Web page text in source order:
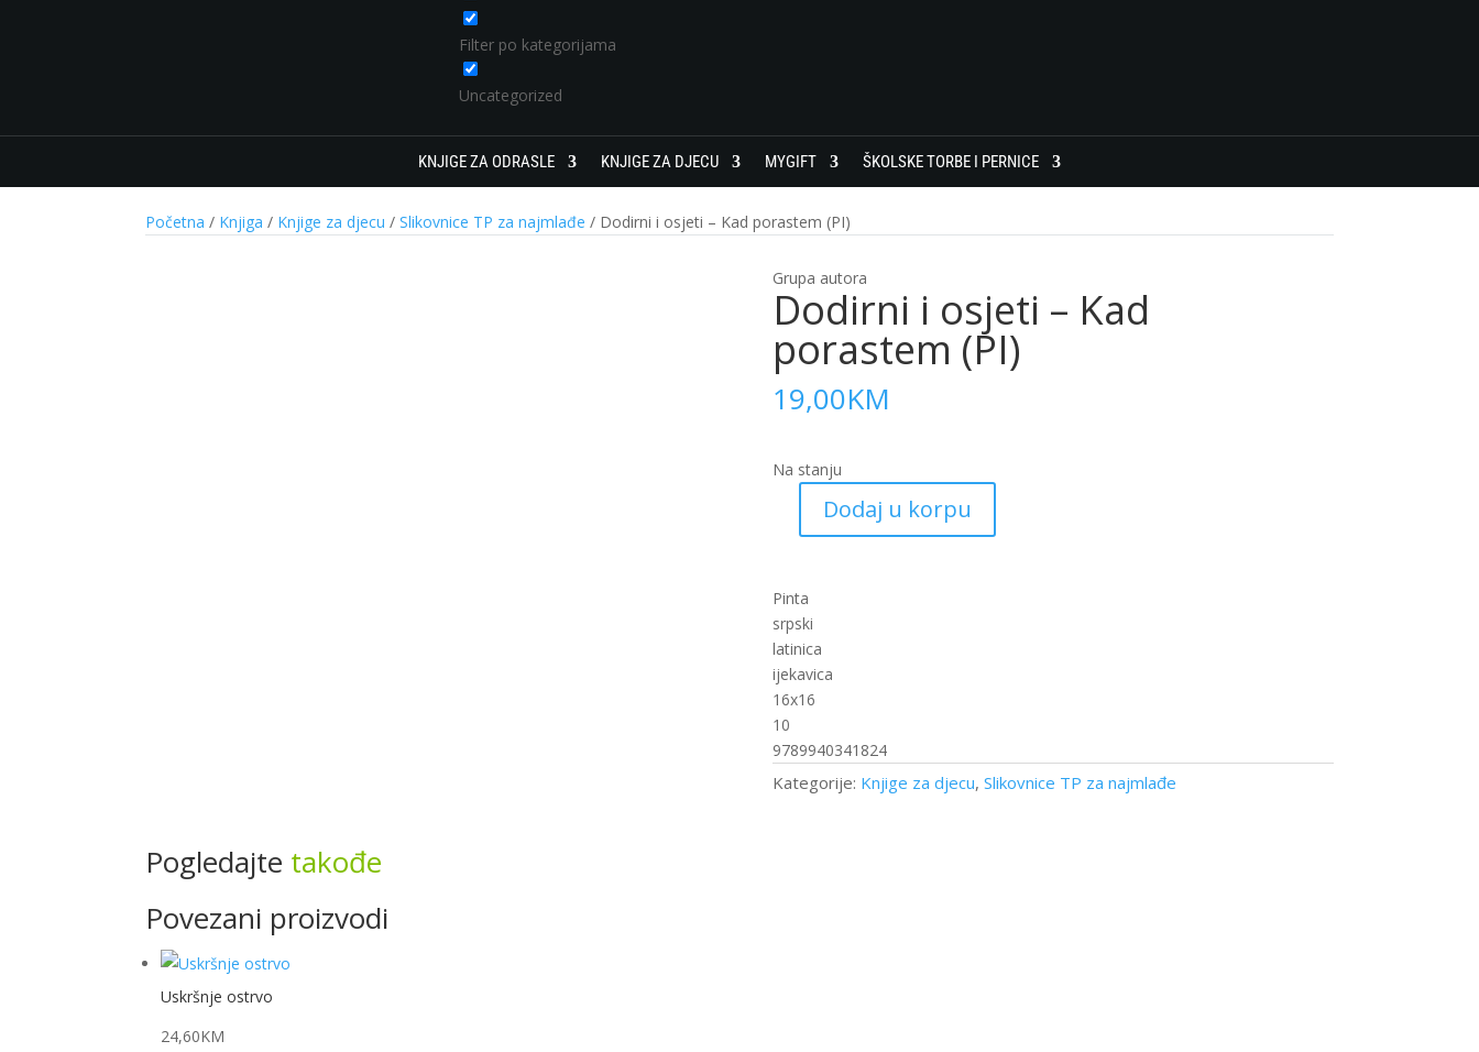
Filter po kategorijama
Uncategorized
KNJIGE ZA ODRASLE KNJIGE ZA DJECU MYGIFT ŠKOLSKE TORBE I PERNICE
Početna / Knjiga / Knjige za djecu / Slikovnice TP za najmlađe / Dodirni i osjeti – Kad porastem (PI)
Grupa autora
Dodirni i osjeti – Kad
porastem (PI)
19,00KM
Na stanju
-
Kad
porastem
(PI)
količina
Dodaj u korpu
Pinta
srpski
latinica
ijekavica
16x16
10
9789940341824
Kategorije: Knjige za djecu, Slikovnice TP za najmlađe
Pogledajte takođe
Povezani proizvodi
Uskršnje ostrvo
24,60KM